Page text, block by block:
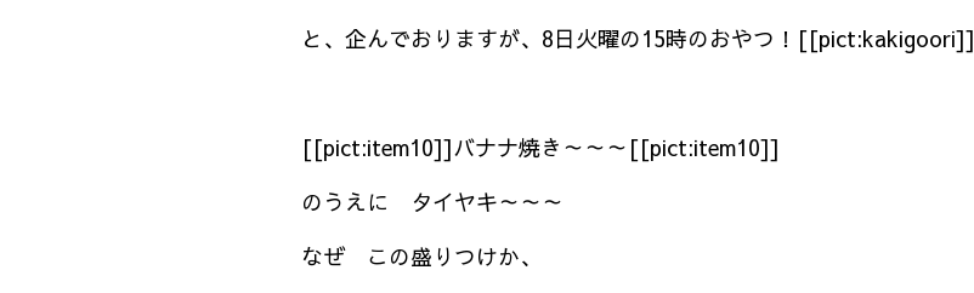
と、企んでおりますが、8日火曜の15時のおやつ！[[pict:kakigoori]]
[[pict:item10]]バナナ焼き～～～[[pict:item10]]
のうえに タイヤキ～～～
なぜ この盛りつけか、